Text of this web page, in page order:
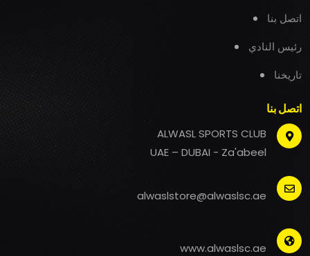
اتصل بنا
رئيس النادي
تاريخنا
اتصل بنا
ALWASL SPORTS CLUB
UAE – DUBAI - Za'abeel
alwaslstore@alwaslsc.ae
www.alwaslsc.ae